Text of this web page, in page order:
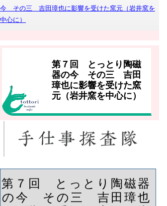
今 その三 吉田璋也に影響を受けた窯元（岩井窯を
中心に）
第７回 とっとり陶磁
器の今 その三 吉田
璋也に影響を受けた窯
元（岩井窯を中心に）
第７回 とっとり陶磁器
の今 その三 吉田璋也